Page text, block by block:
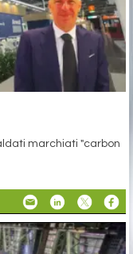
marchiati "carbon